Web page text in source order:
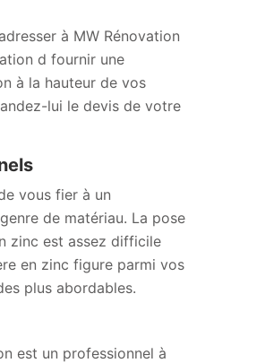
à MW Rénovation
d fournir une
à la hauteur de vos
lui le devis de votre
vous fier à un
de matériau. La pose
zinc est assez difficile
en zinc figure parmi vos
plus abordables.
est un professionnel à